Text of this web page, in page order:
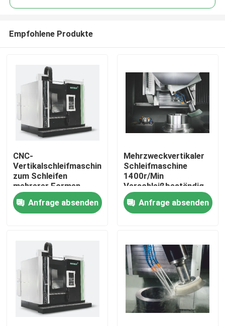
Zu Hause
Produkte
Über uns
Empfohlene Produkte
CNC-
Vertikalschleifmaschine
zum Schleifen
mehrerer Formen
Anfrage absenden
Mehrzweckvertikaler
Schleifmaschine
1400r/Min
Verschleißbeständig-
Z860
Anfrage absenden